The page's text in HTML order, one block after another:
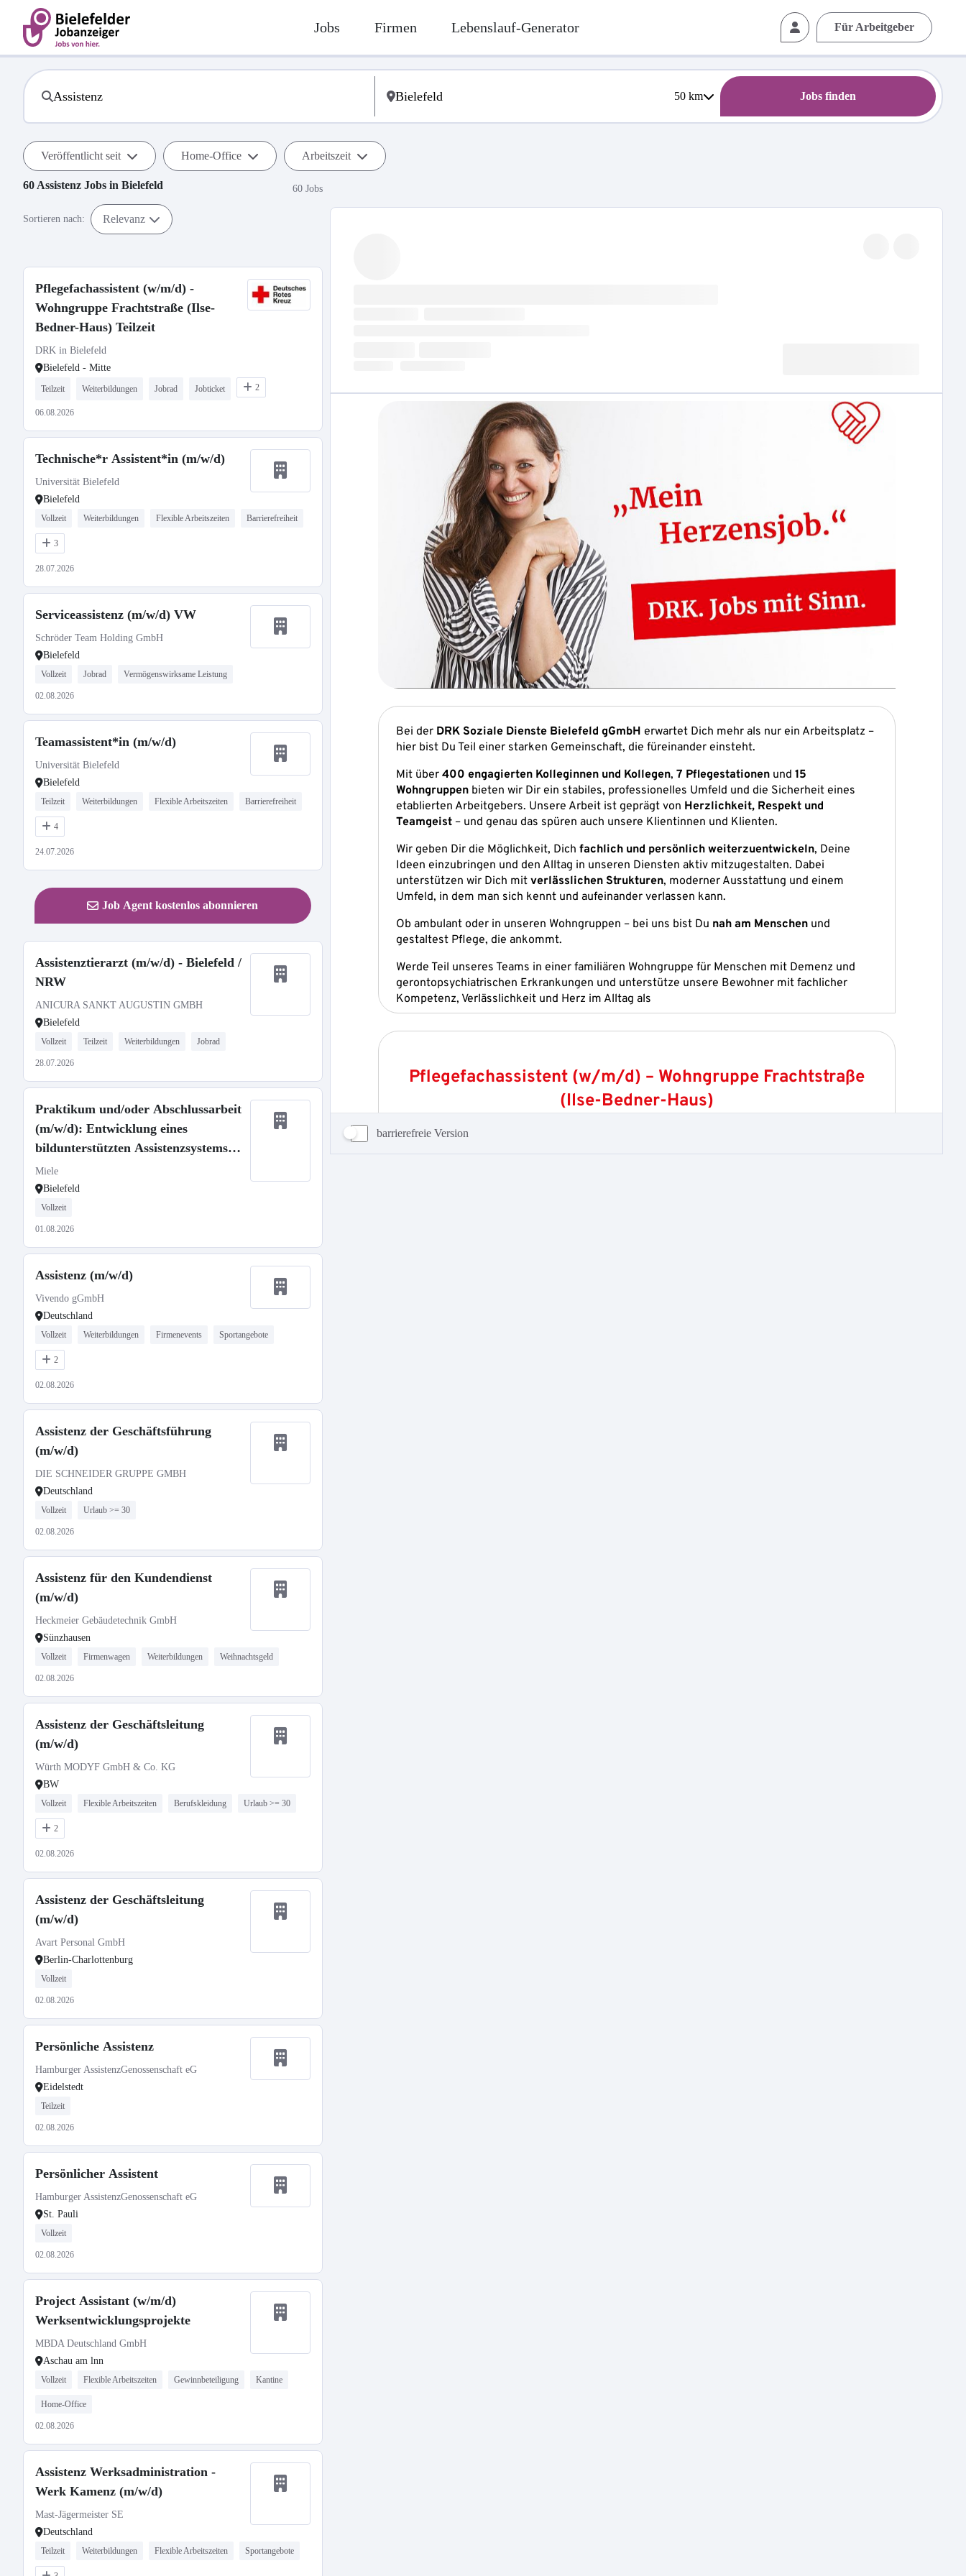
Jobs Firmen Lebenslauf-Generator Für Arbeitgeber
50km Jobs finden
Veröffentlicht seit Home-Office Arbeitszeit
60 Assistenz Jobs in Bielefeld 60 Jobs
Sortieren nach: Relevanz
Pflegefachassistent (w/m/d) -
Wohngruppe Frachtstraße (Ilse-
Bedner-Haus) Teilzeit
DRK in Bielefeld
Bielefeld - Mitte
Teilzeit Weiterbildungen Jobrad Jobticket 2
06.08.2026
Technische*r Assistent*in (m/w/d)
Universität Bielefeld
Bielefeld
Vollzeit Weiterbildungen Flexible Arbeitszeiten Barrierefreiheit
3
28.07.2026
Serviceassistenz (m/w/d) VW
Schröder Team Holding GmbH
Bielefeld
Vollzeit Jobrad Vermögenswirksame Leistung
02.08.2026
Teamassistent*in (m/w/d)
Universität Bielefeld
Bielefeld
Teilzeit Weiterbildungen Flexible Arbeitszeiten Barrierefreiheit
4
24.07.2026
Job Agent kostenlos abonnieren
Assistenztierarzt (m/w/d) - Bielefeld /
NRW
ANICURA SANKT AUGUSTIN GMBH
Bielefeld
Vollzeit Teilzeit Weiterbildungen Jobrad
28.07.2026
Praktikum und/oder Abschlussarbeit
(m/w/d): Entwicklung eines
bildunterstützten Assistenzsystems
für die Montage
Miele
Bielefeld
Vollzeit
01.08.2026
Assistenz (m/w/d)
Vivendo gGmbH
Deutschland
Vollzeit Weiterbildungen Firmenevents Sportangebote
2
02.08.2026
Assistenz der Geschäftsführung
(m/w/d)
DIE SCHNEIDER GRUPPE GMBH
Deutschland
Vollzeit Urlaub >= 30
02.08.2026
Assistenz für den Kundendienst
(m/w/d)
Heckmeier Gebäudetechnik GmbH
Sünzhausen
Vollzeit Firmenwagen Weiterbildungen Weihnachtsgeld
02.08.2026
Assistenz der Geschäftsleitung
(m/w/d)
Würth MODYF GmbH & Co. KG
BW
Vollzeit Flexible Arbeitszeiten Berufskleidung Urlaub >= 30
2
02.08.2026
Assistenz der Geschäftsleitung
(m/w/d)
Avart Personal GmbH
Berlin-Charlottenburg
Vollzeit
02.08.2026
Persönliche Assistenz
Hamburger AssistenzGenossenschaft eG
Eidelstedt
Teilzeit
02.08.2026
Persönlicher Assistent
Hamburger AssistenzGenossenschaft eG
St. Pauli
Vollzeit
02.08.2026
Project Assistant (w/m/d)
Werksentwicklungsprojekte
MBDA Deutschland GmbH
Aschau am lnn
Vollzeit Flexible Arbeitszeiten Gewinnbeteiligung Kantine
Home-Office
02.08.2026
Assistenz Werksadministration -
Werk Kamenz (m/w/d)
Mast-Jägermeister SE
Deutschland
Teilzeit Weiterbildungen Flexible Arbeitszeiten Sportangebote
barrierefreie Version